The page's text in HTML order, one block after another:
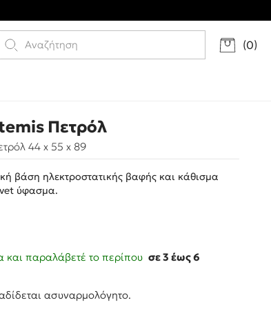
(0)
Πετρόλ
44 x 55 x 89
βάση ηλεκτροστατικής βαφής και κάθισμα
ύφασμα.
και παραλάβετέ το περίπου σε 3 έως 6
ασυναρμολόγητο.